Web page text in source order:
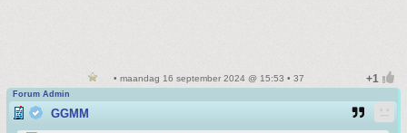
• maandag 16 september 2024 @ 15:53 • 37
Forum Admin
GGMM